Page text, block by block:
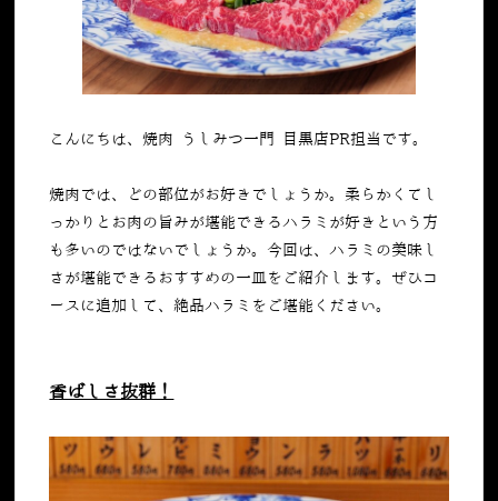
こんにちは、焼肉 うしみつ一門 目黒店PR担当です。
焼肉では、どの部位がお好きでしょうか。柔らかくてし
っかりとお肉の旨みが堪能できるハラミが好きという方
も多いのではないでしょうか。今回は、ハラミの美味し
さが堪能できるおすすめの一皿をご紹介します。ぜひコ
ースに追加して、絶品ハラミをご堪能ください。
香ばしさ抜群！